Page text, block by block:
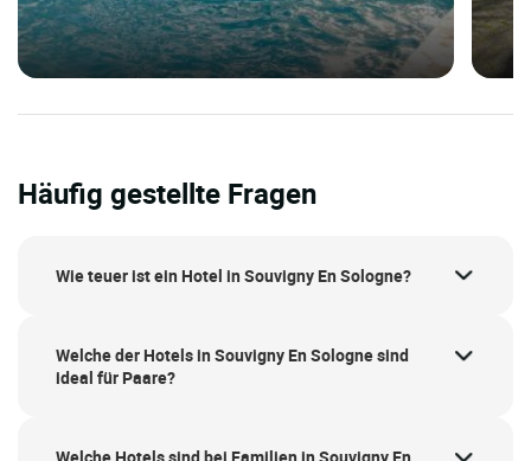
Häufig gestellte Fragen
Wie teuer ist ein Hotel in Souvigny En Sologne?
Welche der Hotels in Souvigny En Sologne sind
ideal für Paare?